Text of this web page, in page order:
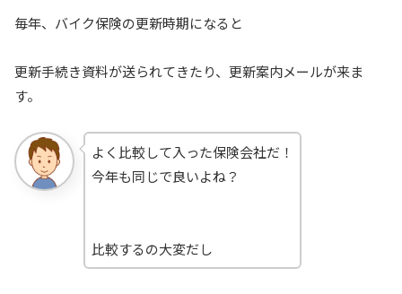
毎年、バイク保険の更新時期になると
更新手続き資料が送られてきたり、更新案内メールが来ま
す。
よく比較して入った保険会社だ！
今年も同じで良いよね？
比較するの大変だし